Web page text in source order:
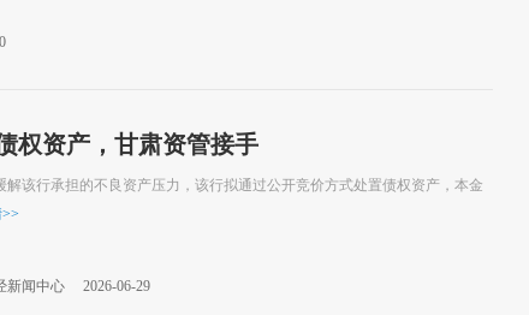
权资产，甘肃资管接手
该行承担的不良资产压力，该行拟通过公开竞价方式处置债权资产，本金
>>
新闻中心 2026-06-29